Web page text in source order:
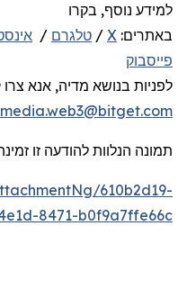
למידע נוסף, בקרו
באתרים: X
/ טלגרם /
פייסבוק
לפניות בנושא מדיה, אנא
media.web3@bitget.com
תמונה הנלוות להודעה זו זמינ
610b2d19-
8471-b0f9a7ffe66c